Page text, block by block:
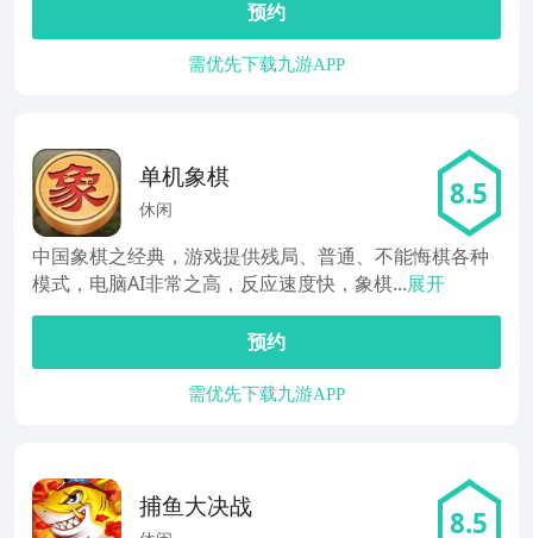
预约
需优先下载九游APP
单机象棋
休闲 8.5
中国象棋之经典，游戏提供残局、普通、不能悔棋各种
模式，电脑AI非常之高，反应速度快，象棋...展开
预约
需优先下载九游APP
捕鱼大决战 8.5